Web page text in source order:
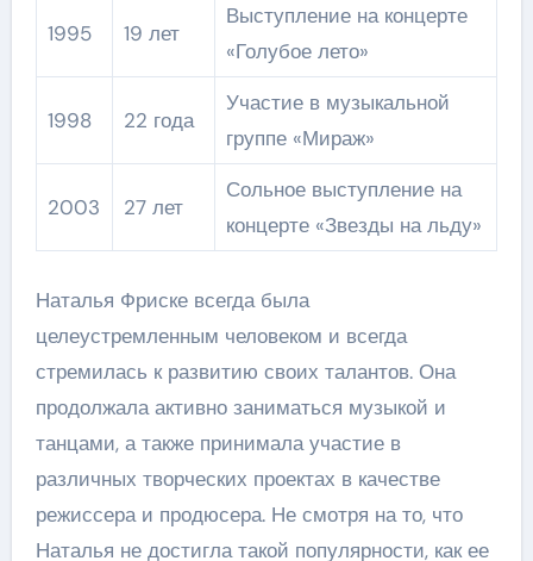
1995 19 лет
Выступление на концерте
«Голубое лето»
1998 22 года
Участие в музыкальной
группе «Мираж»
2003 27 лет
Сольное выступление на
концерте «Звезды на льду»
Наталья Фриске всегда была
целеустремленным человеком и всегда
стремилась к развитию своих талантов. Она
продолжала активно заниматься музыкой и
танцами, а также принимала участие в
различных творческих проектах в качестве
режиссера и продюсера. Не смотря на то, что
Наталья не достигла такой популярности, как ее